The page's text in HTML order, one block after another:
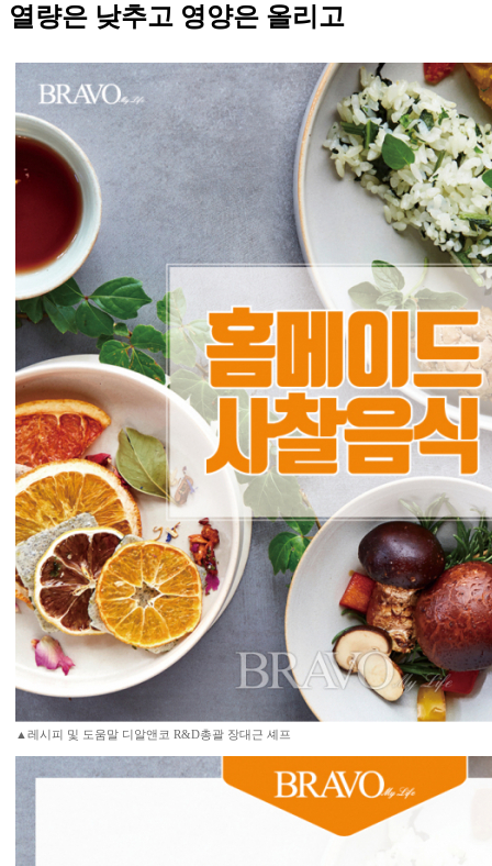
열량은 낮추고 영양은 올리고
▲레시피 및 도움말 디알앤코 R&D총괄 장대근 셰프